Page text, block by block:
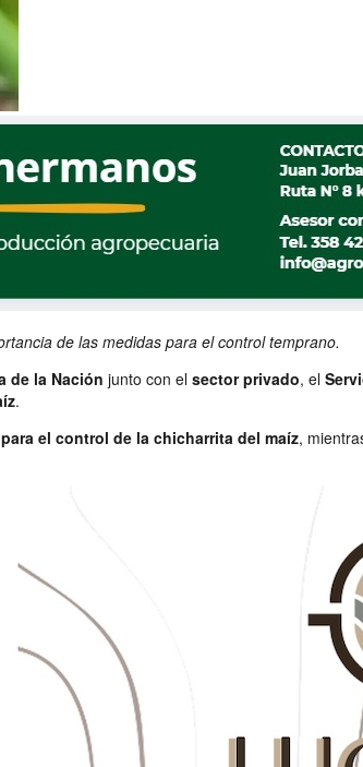
de las medidas para el control temprano.
de la Nación junto con el sector privado, el
.
el control de la chicharrita del maíz,